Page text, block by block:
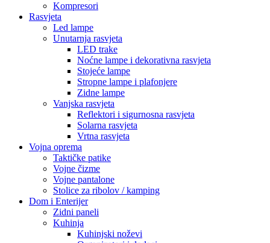
Kompresori
Rasvjeta
Led lampe
Unutarnja rasvjeta
LED trake
Noćne lampe i dekorativna rasvjeta
Stojeće lampe
Stropne lampe i plafonjere
Zidne lampe
Vanjska rasvjeta
Reflektori i sigurnosna rasvjeta
Solarna rasvjeta
Vrtna rasvjeta
Vojna oprema
Taktičke patike
Vojne čizme
Vojne pantalone
Stolice za ribolov / kamping
Dom i Enterijer
Zidni paneli
Kuhinja
Kuhinjski noževi